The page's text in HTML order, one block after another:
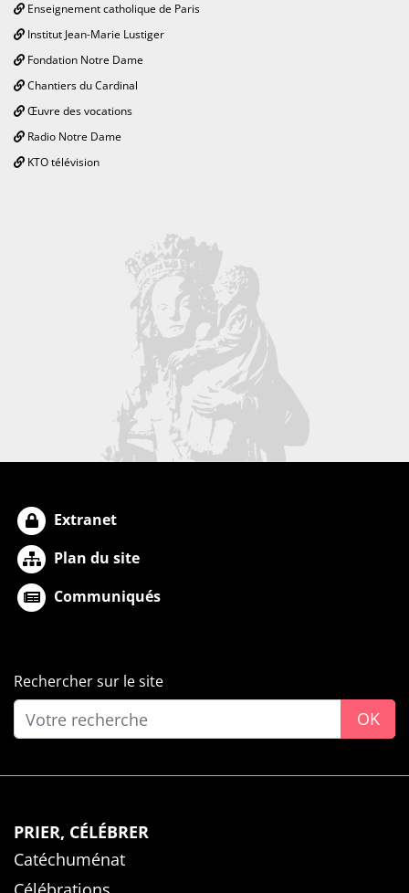
Enseignement catholique de Paris
Institut Jean-Marie Lustiger
Fondation Notre Dame
Chantiers du Cardinal
Œuvre des vocations
Radio Notre Dame
KTO télévision
Extranet
Plan du site
Communiqués
Rechercher sur le site
OK
PRIER, CÉLÉBRER
Catéchuménat